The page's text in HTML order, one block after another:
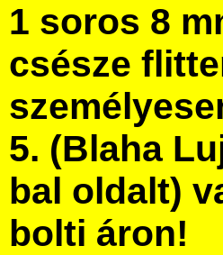
1 soros 8
csésze
5. (Blaha
bal oldalt)
bolti áron!